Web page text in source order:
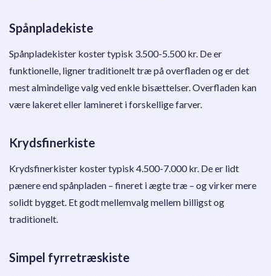
Spånpladekiste
Spånpladekister koster typisk 3.500-5.500 kr. De er
funktionelle, ligner traditionelt træ på overfladen og er det
mest almindelige valg ved enkle bisættelser. Overfladen kan
være lakeret eller lamineret i forskellige farver.
Krydsfinerkiste
Krydsfinerkister koster typisk 4.500-7.000 kr. De er lidt
pænere end spånpladen – fineret i ægte træ – og virker mere
solidt bygget. Et godt mellemvalg mellem billigst og
traditionelt.
Simpel fyrretræskiste